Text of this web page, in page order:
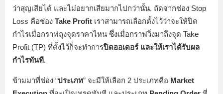
ว่าสุญเสียได้ และไม่อยากเสียมากไปกว่านั้น. ถัดจากช่อง Stop
Loss คือช่อง Take Profit เราสามารถเลือกตั้งไว้ว่าจะให้ปิด
กำไรเมื่อกราฟถุงจุดราคาไหน ซึ่งเมื่อกราฟวิ่งมาถึงจุด Take
Profit (TP) ที่ตั้งไว้ก็จะทำการปิดออเดอร์ และให้เราได้รับผล
กำไรทันที.
ข้ามมาที่ช่อง “ประเภท” จะมีให้เลือก 2 ประเภทคือ Market